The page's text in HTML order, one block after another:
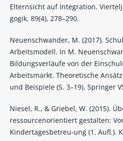
Elternsicht auf Integration.
gogik, 89(4), 278–290.
Neuenschwander, M. (2017).
Arbeitsmodell. In M.
Bildungsverläufe von der
Arbeitsmarkt. Theoretische
und Beispiele (S. 3–19). Springer
Niesel, R., & Griebel, W. (2015).
ressourcenorientiert gestalten:
Kindertagesbetreu-ung (1. Aufl.).